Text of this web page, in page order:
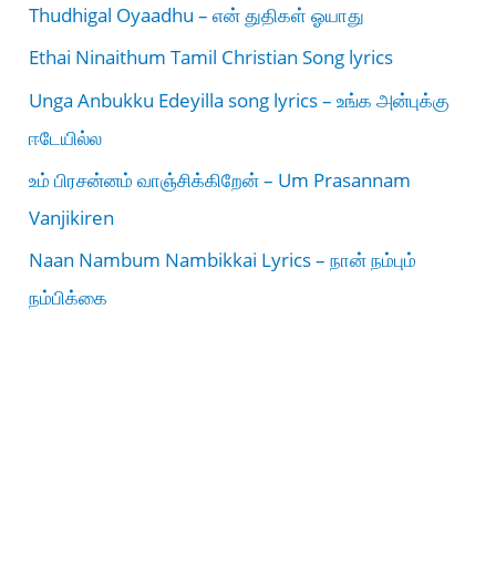
Thudhigal Oyaadhu – என் துதிகள் ஓயாது
Ethai Ninaithum Tamil Christian Song lyrics
Unga Anbukku Edeyilla song lyrics – உங்க அன்புக்கு
ஈடேயில்ல
உம் பிரசன்னம் வாஞ்சிக்கிறேன் – Um Prasannam
Vanjikiren
Naan Nambum Nambikkai Lyrics – நான் நம்பும்
நம்பிக்கை